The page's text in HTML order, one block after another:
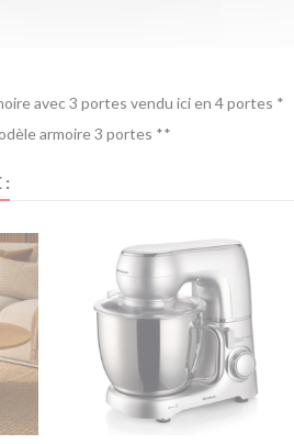
avec 3 portes vendu ici en 4 portes *
armoire 3 portes **
: